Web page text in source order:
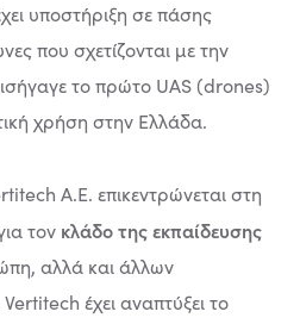
υποστήριξη σε πάσης
που σχετίζονται με την
το πρώτο UAS (drones)
χρήση στην Ελλάδα.
Α.Ε. επικεντρώνεται στη
τον κλάδο της εκπαίδευσης
αλλά και άλλων
έχει αναπτύξει τo